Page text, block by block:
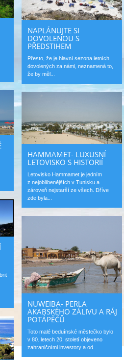
NAPLÁNUJTE SI
DOVOLENOU S
PŘEDSTIHEM
Přesto, že je hlavní sezona letních
dovolených za námi, neznamená to,
že by měl...
HAMMAMET- LUXUSNÍ
LETOVISKO S HISTORIÍ
Letovisko Hammamet je jedním
z nejoblíbenějších v Tunisku a
zároveň nejstarší ze všech. Dříve
zde byla...
NUWEIBA- PERLA
AKABSKÉHO ZÁLIVU A RÁJ
POTÁPĚČŮ
Toto malé beduínské městečko bylo
v 80. letech 20. století objeveno
zahraničními investory a od...